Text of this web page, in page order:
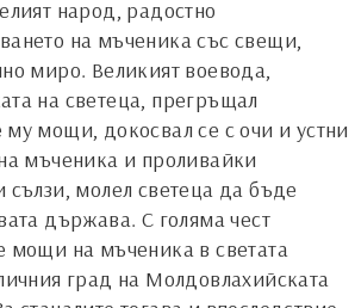
народ, радостно
на мъченика със свещи,
миро. Великият воевода,
на светеца, прегръщал
му мощи, докосвал се с очи и устни
мъченика и проливайки
сълзи, молел светеца да бъде
държава. С голяма чест
мощи на мъченика в светата
град на Молдовлахийската